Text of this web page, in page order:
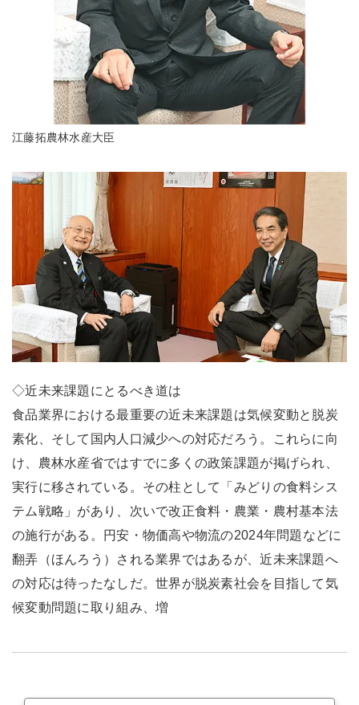
江藤拓農林水産大臣
◇近未来課題にとるべき道は
食品業界における最重要の近未来課題は気候変動と脱炭
素化、そして国内人口減少への対応だろう。これらに向
け、農林水産省ではすでに多くの政策課題が掲げられ、
実行に移されている。その柱として「みどりの食料シス
テム戦略」があり、次いで改正食料・農業・農村基本法
の施行がある。円安・物価高や物流の2024年問題などに
翻弄（ほんろう）される業界ではあるが、近未来課題へ
の対応は待ったなしだ。世界が脱炭素社会を目指して気
候変動問題に取り組み、増